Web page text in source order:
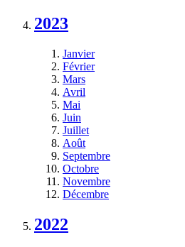
2023
Janvier
Février
Mars
Avril
Mai
Juin
Juillet
Août
Septembre
Octobre
Novembre
Décembre
2022